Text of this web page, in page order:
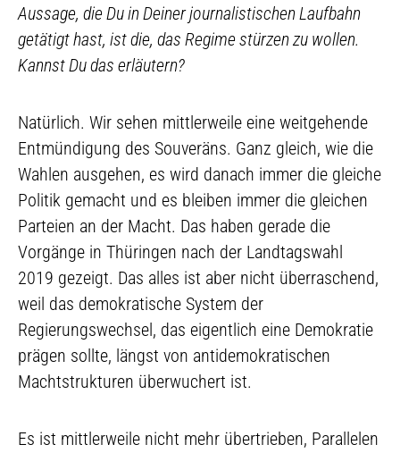
Aussage, die Du in Deiner journalistischen Laufbahn
getätigt hast, ist die, das Regime stürzen zu wollen.
Kannst Du das erläutern?
Natürlich. Wir sehen mittlerweile eine weitgehende
Entmündigung des Souveräns. Ganz gleich, wie die
Wahlen ausgehen, es wird danach immer die gleiche
Politik gemacht und es bleiben immer die gleichen
Parteien an der Macht. Das haben gerade die
Vorgänge in Thüringen nach der Landtagswahl
2019 gezeigt. Das alles ist aber nicht überraschend,
weil das demokratische System der
Regierungswechsel, das eigentlich eine Demokratie
prägen sollte, längst von antidemokratischen
Machtstrukturen überwuchert ist.
Es ist mittlerweile nicht mehr übertrieben, Parallelen